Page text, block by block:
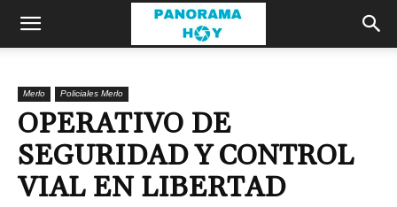
Merlo Policiales Merlo
OPERATIVO DE
SEGURIDAD Y CONTROL
VIAL EN LIBERTAD